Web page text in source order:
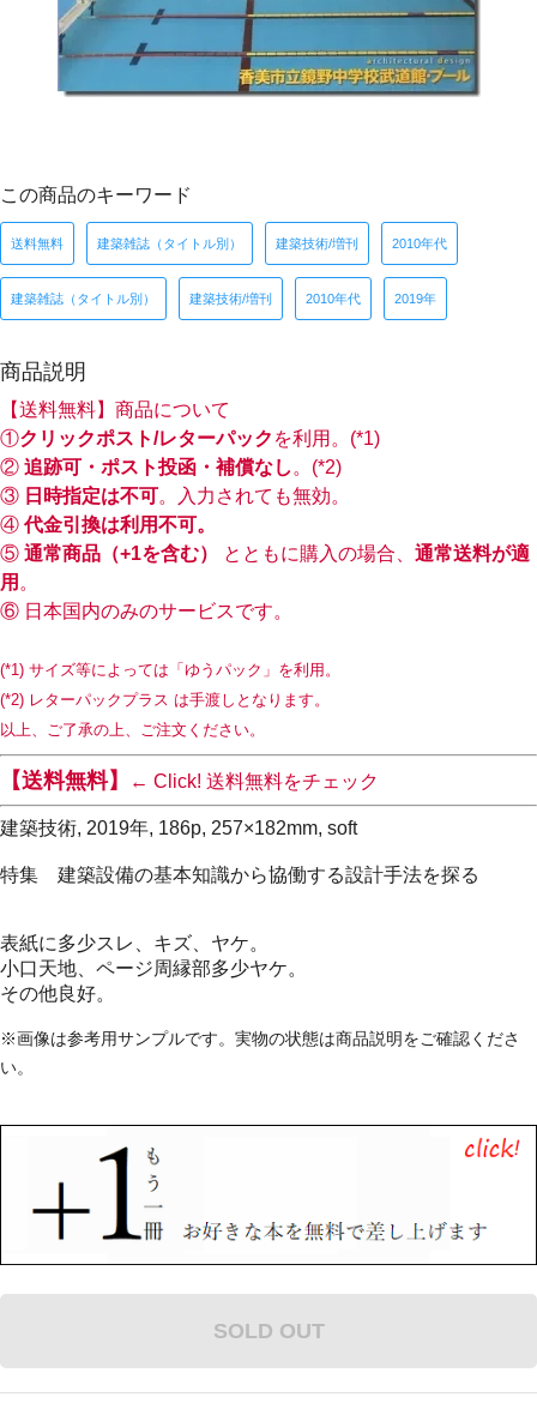
この商品のキーワード
送料無料 建築雑誌（タイトル別） 建築技術/増刊 2010年代
建築雑誌（タイトル別） 建築技術/増刊 2010年代 2019年
商品説明
【送料無料】商品について
①クリックポスト/レターパック を利用。(*1)
② 追跡可・ポスト投函・補償なし 。(*2)
③ 日時指定は不可。入力されても無効。
④代金引換は利用不可。
⑤ 通常商品（+1を含む） とともに購入の場合、 通常送料が適
用 。
⑥ 日本国内のみのサービスです。
(*1) サイズ等によっては「ゆうパック」を利用。
(*2) レターパックプラス は手渡しとなります。
以上、ご了承の上、ご注文ください。
【送料無料】 ← Click! 送料無料をチェック
建築技術, 2019年, 186p, 257×182mm, soft
特集 建築設備の基本知識から協働する設計手法を探る
表紙に多少スレ、キズ、ヤケ。
小口天地、ページ周縁部多少ヤケ。
その他良好。
※画像は参考用サンプルです。実物の状態は商品説明をご確認くださ
い。
SOLD OUT